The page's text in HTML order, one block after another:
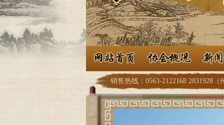
销售热线：0563-2122168 2831928（